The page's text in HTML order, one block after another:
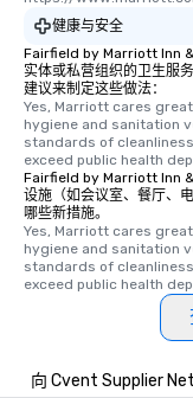
健康与安全
Fairfield by Marriott Inn
实体或私营组织的卫生服
建议来制定这些做法：
Yes, Marriott cares
hygiene and sanitation
standards of
exceed public health
Fairfield by Marriott Inn
设施（如会议室、餐厅、
哪些新措施。
Yes, Marriott cares
hygiene and sanitation
standards of
exceed public health
向 Cvent Supplier